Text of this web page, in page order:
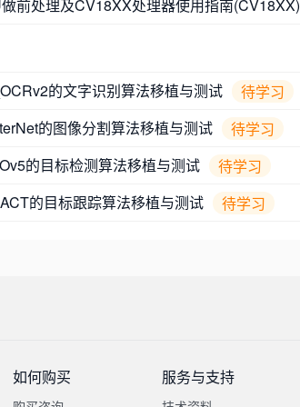
前处理及CV18XX处理器使用指南(CV18XX)
的文字识别算法移植与测试
待学习
的图像分割算法移植与测试
待学习
的目标检测算法移植与测试
待学习
的目标跟踪算法移植与测试
待学习
如何购买 服务与支持